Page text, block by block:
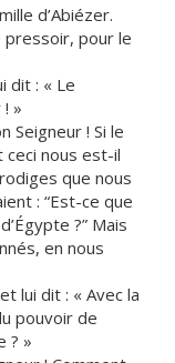
d’Abiézer.
pressoir, pour le
dit : « Le
»
Seigneur ! Si le
ceci nous est-il
que nous
: “Est-ce que
?” Mais
en nous
lui dit : « Avec la
pouvoir de
? »